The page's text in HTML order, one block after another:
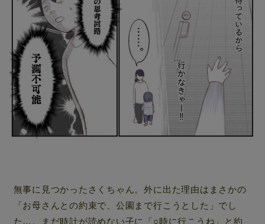
無事に見つかったさくちゃん。外に出た理由はまさかの
「お母さんとの約束で、公園まで行こうとした」でし
た…。まだ時計が読めない子に「○時に行こうね」と約